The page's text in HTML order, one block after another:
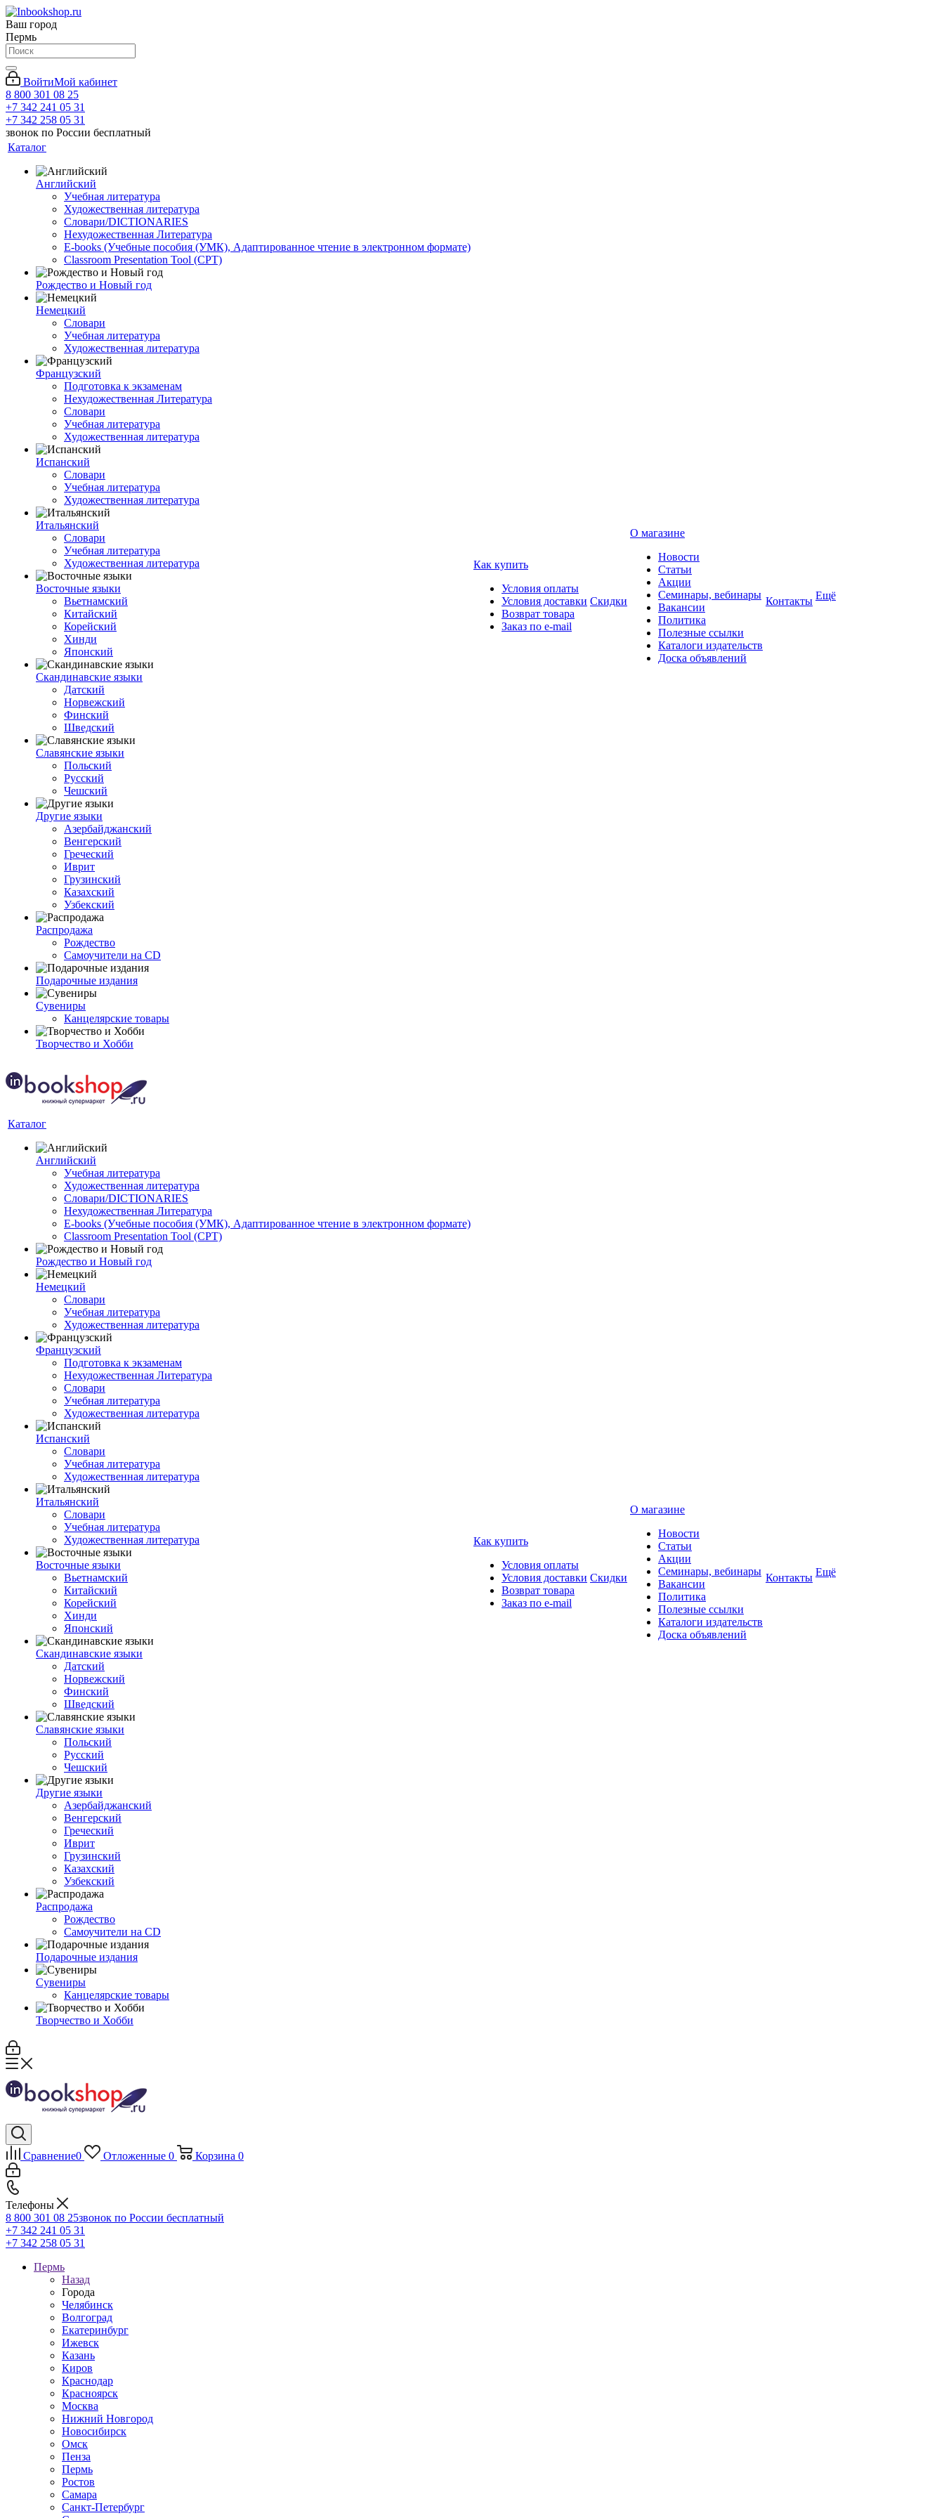
Ваш город
Пермь
ВойтиМой кабинет
8 800 301 08 25
+7 342 241 05 31
+7 342 258 05 31
звонок по России бесплатный
Каталог
Английский
Учебная литература
Художественная литература
Словари/DICTIONARIES
Нехудожественная Литература
E-books (Учебные пособия (УМК), Адаптированное чтение в электронном формате)
Classroom Presentation Tool (CPT)
Рождество и Новый год
Немецкий
Словари
Учебная литература
Художественная литература
Французский
Подготовка к экзаменам
Нехудожественная Литература
Словари
Учебная литература
Художественная литература
Испанский
Словари
Учебная литература
Художественная литература
Итальянский
Словари
Учебная литература
Художественная литература
Восточные языки
Вьетнамский
Китайский
Корейский
Хинди
Японский
Скандинавские языки
Датский
Норвежский
Финский
Шведский
Славянские языки
Польский
Русский
Чешский
Другие языки
Азербайджанский
Венгерский
Греческий
Иврит
Грузинский
Казахский
Узбекский
Распродажа
Рождество
Самоучители на CD
Подарочные издания
Сувениры
Канцелярские товары
Творчество и Хобби
Как купить
Условия оплаты
Условия доставки
Возврат товара
Заказ по e-mail
Скидки
О магазине
Новости
Статьи
Акции
Семинары, вебинары
Вакансии
Политика
Полезные ссылки
Каталоги издательств
Доска объявлений
Контакты Ещё
Каталог
Английский
Учебная литература
Художественная литература
Словари/DICTIONARIES
Нехудожественная Литература
E-books (Учебные пособия (УМК), Адаптированное чтение в электронном формате)
Classroom Presentation Tool (CPT)
Рождество и Новый год
Немецкий
Словари
Учебная литература
Художественная литература
Французский
Подготовка к экзаменам
Нехудожественная Литература
Словари
Учебная литература
Художественная литература
Испанский
Словари
Учебная литература
Художественная литература
Итальянский
Словари
Учебная литература
Художественная литература
Восточные языки
Вьетнамский
Китайский
Корейский
Хинди
Японский
Скандинавские языки
Датский
Норвежский
Финский
Шведский
Славянские языки
Польский
Русский
Чешский
Другие языки
Азербайджанский
Венгерский
Греческий
Иврит
Грузинский
Казахский
Узбекский
Распродажа
Рождество
Самоучители на CD
Подарочные издания
Сувениры
Канцелярские товары
Творчество и Хобби
Как купить
Условия оплаты
Условия доставки
Возврат товара
Заказ по e-mail
Скидки
О магазине
Новости
Статьи
Акции
Семинары, вебинары
Вакансии
Политика
Полезные ссылки
Каталоги издательств
Доска объявлений
Контакты Ещё
Сравнение0 Отложенные 0 Корзина 0
Телефоны
8 800 301 08 25звонок по России бесплатный
+7 342 241 05 31
+7 342 258 05 31
Пермь
Назад
Города
Челябинск
Волгоград
Екатеринбург
Ижевск
Казань
Киров
Краснодар
Красноярск
Москва
Нижний Новгород
Новосибирск
Омск
Пенза
Пермь
Ростов
Самара
Санкт-Петербург